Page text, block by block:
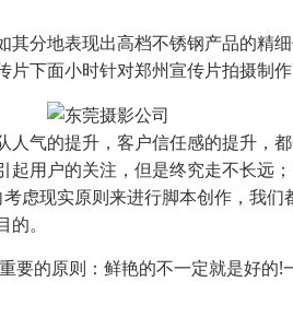
分地表现出高档不锈钢产品的精
下面小时针对郑州宣传片拍摄制作
气的提升，客户信任感的提升，
用户的关注，但是终究走不长远
虑现实原则来进行脚本创作，我
。
要的原则：鲜艳的不一定就是好的